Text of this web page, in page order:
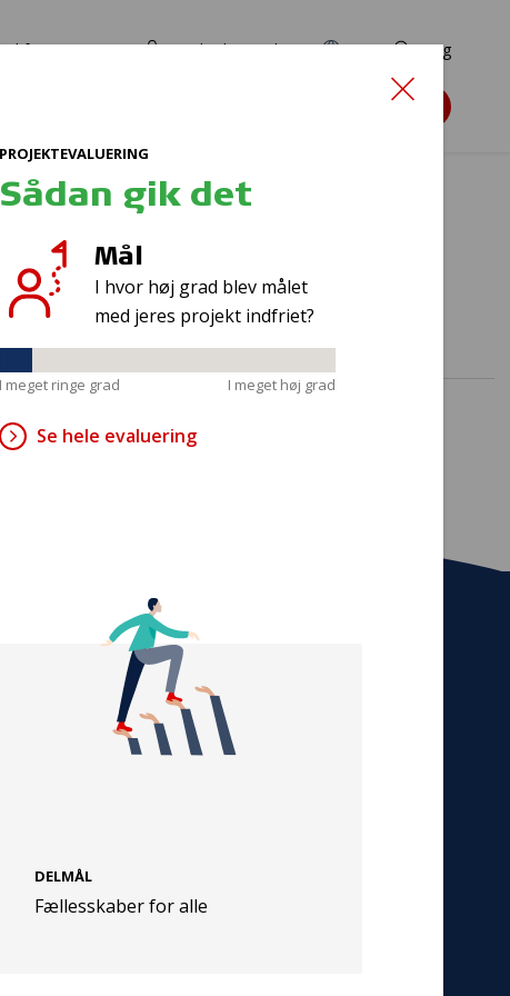
for ansøgere TryghedsPortalen EN Søg
Søg støtte
PROJEKTEVALUERING
Sådan gik det
Mål
I hvor høj grad blev målet
med jeres projekt indfriet?
I meget ringe grad I meget høj grad
Se hele evaluering
DELMÅL
Fællesskaber for alle
Tilmeld nyhedsbrev
De seneste nyheder om TrygFondens og
TryghedsGruppens aktiviteter direkte i din
indbakke.
Persondata